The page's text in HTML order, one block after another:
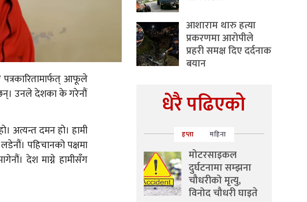
आफूले
उनले देशका के गरेनौं
अत्यन्त दमन हो। हामी
पहिचानको पक्षमा
देश माग्ने हामीसँग
आशाराम थारु हत्या
प्रकरणमा आरोपीले
प्रहरी समक्ष दिए दर्दनाक
बयान
धेरै पढिएको
हप्ता महिना
मोटरसाइकल
दुर्घटनामा सम्झना
चौधरीको मृत्यु,
विनोद चौधरी घाइते